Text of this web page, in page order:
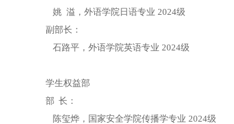
姚 溢，外语学院日语专业 2024级
副部长：
石路平，外语学院英语专业 2024级
学生权益部
部 长 ：
陈玺烨，国家安全学院传播学专业 2024级